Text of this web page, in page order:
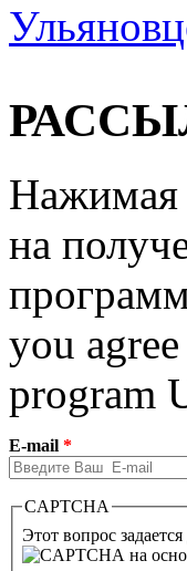
Нажимая
на
you
program
E-mail *
CAPTCHA
Этот вопрос